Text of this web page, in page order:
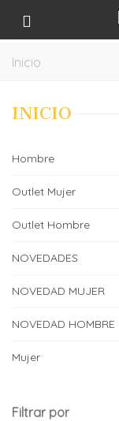
Inicio
INICIO
Hombre
Outlet Mujer
Outlet Hombre
NOVEDADES
NOVEDAD MUJER
NOVEDAD HOMBRE
Mujer
Filtrar por